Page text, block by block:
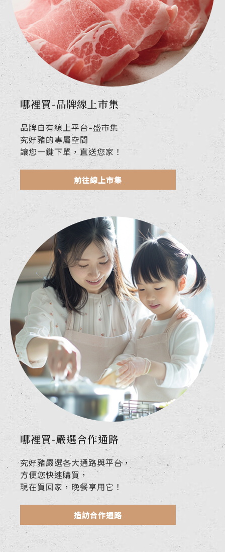
哪裡買-品牌線上市集
品牌自有線上平台-盛市集
究好豬的專屬空間
讓您一鍵下單，直送您家！
前往線上市集
哪裡買-嚴選合作通路
究好豬嚴選各大通路與平台，
方便您快速購買，
現在買回家，晚餐享用它！
造訪合作通路